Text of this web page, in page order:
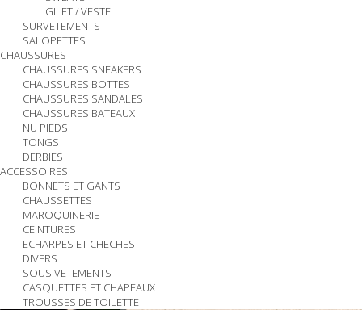
GILET / VESTE
SURVETEMENTS
SALOPETTES
CHAUSSURES
CHAUSSURES SNEAKERS
CHAUSSURES BOTTES
CHAUSSURES SANDALES
CHAUSSURES BATEAUX
NU PIEDS
TONGS
DERBIES
ACCESSOIRES
BONNETS ET GANTS
CHAUSSETTES
MAROQUINERIE
CEINTURES
ECHARPES ET CHECHES
DIVERS
SOUS VETEMENTS
CASQUETTES ET CHAPEAUX
TROUSSES DE TOILETTE